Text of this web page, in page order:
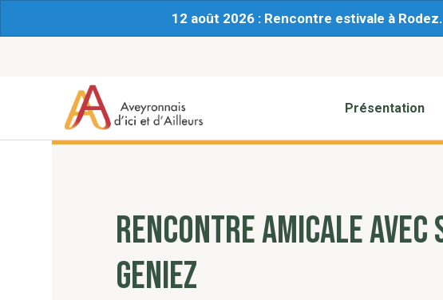
12 août 2026 : Rencontre estivale à
Présentation
RENCONTRE AMICALE AVEC
GENIEZ